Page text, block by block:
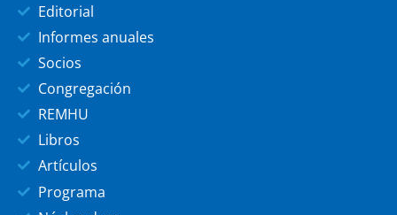
Editorial
Informes anuales
Socios
Congregación
REMHU
Libros
Artículos
Programa